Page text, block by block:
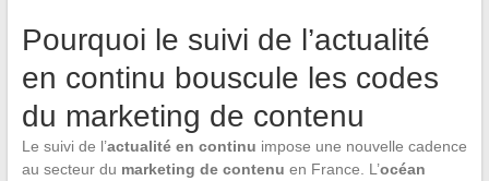
Pourquoi le suivi de l’actualité
en continu bouscule les codes
du marketing de contenu
Le suivi de l’actualité en continu impose une nouvelle cadence
au secteur du marketing de contenu en France. L’océan